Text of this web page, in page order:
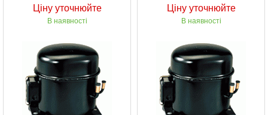
Ціну уточнюйте
В наявності
Ціну уточнюйте
В наявності